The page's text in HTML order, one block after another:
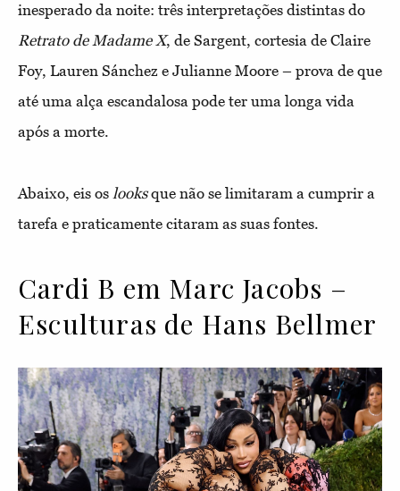
inesperado da noite: três interpretações distintas do
Retrato de Madame X, de Sargent, cortesia de Claire
Foy, Lauren Sánchez e Julianne Moore – prova de que
até uma alça escandalosa pode ter uma longa vida
após a morte.
Abaixo, eis os looksque não se limitaram a cumprir a
tarefa e praticamente citaram as suas fontes.
Cardi B em Marc Jacobs –
Esculturas de Hans Bellmer